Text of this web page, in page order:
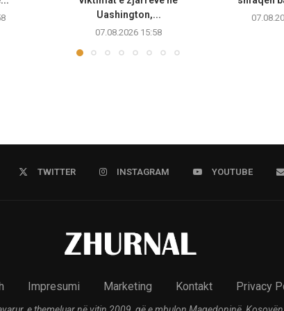
Uashington,...
07.08.2026 15:58
TWITTER INSTAGRAM YOUTUBE
Impresumi Marketing Kontakt Privacy